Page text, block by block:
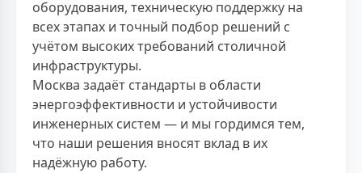
оборудования, техническую поддержку на
всех этапах и точный подбор решений с
учётом высоких требований столичной
инфраструктуры.
Москва задаёт стандарты в области
энергоэффективности и устойчивости
инженерных систем — и мы гордимся тем,
что наши решения вносят вклад в их
надёжную работу.